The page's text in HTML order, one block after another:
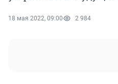
18 мая 2022, 09:00 2 984